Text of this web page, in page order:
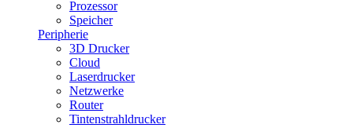
Prozessor
Speicher
Peripherie
3D Drucker
Cloud
Laserdrucker
Netzwerke
Router
Tintenstrahldrucker